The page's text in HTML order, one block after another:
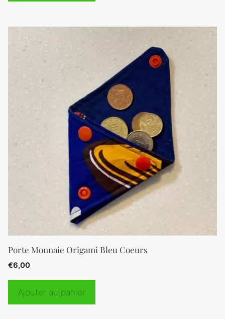
Porte Monnaie Origami Bleu Coeurs
€6,00
Ajouter au panier